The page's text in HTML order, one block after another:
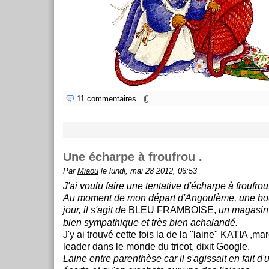
11 commentaires
Une écharpe à froufrou .
Par Miaou le lundi, mai 28 2012, 06:53
J'ai voulu faire une tentative d'écharpe à
Au moment de mon départ d'Angoulème, une
jour, il s'agit de BLEU FRAMBOISE, un
bien sympathique et très bien achalandé.
J'y ai trouvé cette fois la de la "laine" KATIA
leader dans le monde du tricot, dixit Google.
Laine entre parenthèse car il s'agissait en fait